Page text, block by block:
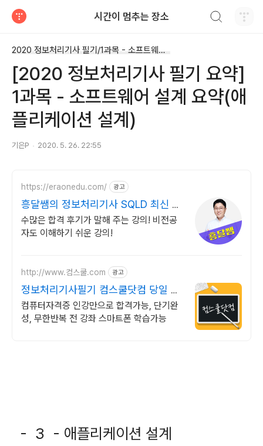
시간이 멈추는 장소
2020 정보처리기사 필기/1과목 - 소프트웨어 설계
[2020 정보처리기사 필기 요약]
1과목 - 소프트웨어 설계 요약(애
플리케이션 설계)
기은P 2020. 5. 26. 22:55
https://eraonedu.com/ 광고
흥달쌤의 정보처리기사 SQLD 최신 출
제경향 반영
수많은 합격 후기가 말해 주는 강의! 비전공
자도 이해하기 쉬운 강의!
http://www.컴스쿨.com 광고
정보처리기사필기 컴스쿨닷컴 당일 신
청&결제시 기프티콘!
컴퓨터자격증 인강만으로 합격가능, 단기완
성, 무한반복 전 강좌 스마트폰 학습가능
- 3 - 애플리케이션 설계